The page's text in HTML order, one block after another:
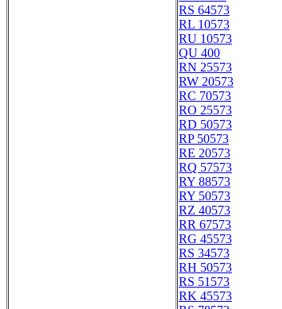
RS 64573
RL 10573
RU 10573
QU 400
RN 25573
RW 20573
RC 70573
RO 25573
RD 50573
RP 50573
RE 20573
RQ 57573
RY 88573
RY 50573
RZ 40573
RR 67573
RG 45573
RS 34573
RH 50573
RS 51573
RK 45573